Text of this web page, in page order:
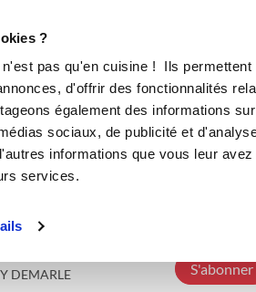
?
pas qu'en cuisine ! Ils
d'offrir des fonctionnalités
également des informations
sociaux, de publicité et
informations que vous leur
services.
DEMARLE S'abonner